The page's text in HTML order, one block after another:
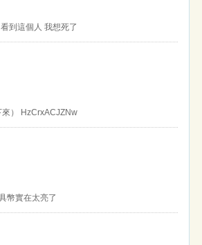
到這個人 我想死了
） HzCrxACJZNw
幣實在太亮了